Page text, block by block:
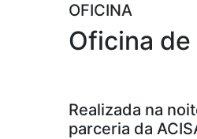
OFICINA
Oficina de
Realizada na
parceria da